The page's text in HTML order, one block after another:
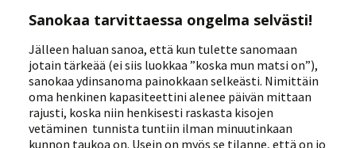
Sanokaa tarvittaessa ongelma selvästi!
Jälleen haluan sanoa, että kun tulette sanomaan
jotain tärkeää (ei siis luokkaa ”koska mun matsi on”),
sanokaa ydinsanoma painokkaan selkeästi. Nimittäin
oma henkinen kapasiteettini alenee päivän mittaan
rajusti, koska niin henkisesti raskasta kisojen
vetäminen tunnista tuntiin ilman minuutinkaan
kunnon taukoa on. Usein on myös se tilanne, että on jo